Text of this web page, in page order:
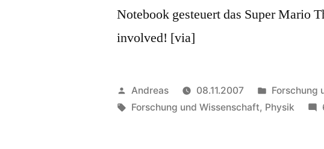
Notebook gesteuert das Super Mario
involved! [via]
Veröffentlicht
von
Andreas 08.11.2007
in
Forschung
Schlagwörter:
Forschung und Wissenschaft, Physik